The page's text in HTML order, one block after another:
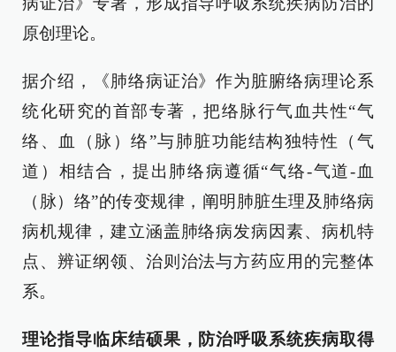
原创理论。
据介绍，《肺络病证治》作为脏腑络病理论系
统化研究的首部专著，把络脉行气血共性“气
络、血（脉）络”与肺脏功能结构独特性（气
道）相结合，提出肺络病遵循“气络-气道-血
（脉）络”的传变规律，阐明肺脏生理及肺络病
病机规律，建立涵盖肺络病发病因素、病机特
点、辨证纲领、治则治法与方药应用的完整体
系。
理论指导临床结硕果，防治呼吸系统疾病取得